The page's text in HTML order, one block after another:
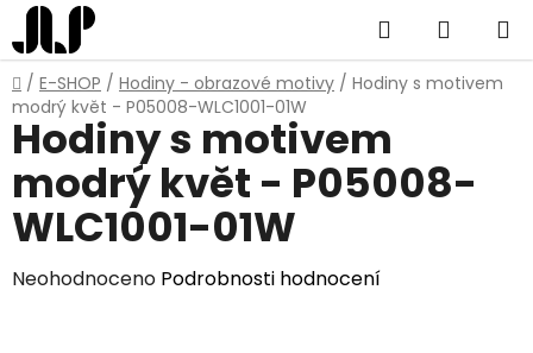
Přejít
na
obsah
Hledat
KOŠÍK
Domů
/ E-SHOP / Hodiny - obrazové motivy / Hodiny s motivem
modrý květ - P05008-WLC1001-01W
Hodiny s motivem
modrý květ - P05008-
WLC1001-01W
Průměrné
Neohodnoceno Podrobnosti hodnocení